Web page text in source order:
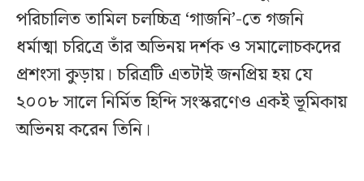
পরিচালিত তামিল চলচ্চিত্র ‘গাজনি’-তে গজনি
ধর্মাত্মা চরিত্রে তাঁর অভিনয় দর্শক ও সমালোচকদের
প্রশংসা কুড়ায়। চরিত্রটি এতটাই জনপ্রিয় হয় যে
২০০৮ সালে নির্মিত হিন্দি সংস্করণেও একই ভূমিকায়
অভিনয় করেন তিনি।